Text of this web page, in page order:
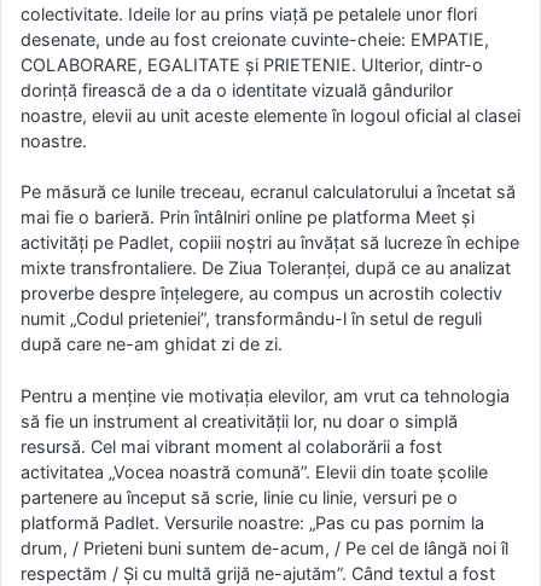
colectivitate. Ideile lor au prins viață pe petalele unor flori
desenate, unde au fost creionate cuvinte-cheie: EMPATIE,
COLABORARE, EGALITATE și PRIETENIE. Ulterior, dintr-o
dorință firească de a da o identitate vizuală gândurilor
noastre, elevii au unit aceste elemente în logoul oficial al clasei
noastre.
Pe măsură ce lunile treceau, ecranul calculatorului a încetat să
mai fie o barieră. Prin întâlniri online pe platforma Meet și
activități pe Padlet, copiii noștri au învățat să lucreze în echipe
mixte transfrontaliere. De Ziua Toleranței, după ce au analizat
proverbe despre înțelegere, au compus un acrostih colectiv
numit „Codul prieteniei”, transformându-l în setul de reguli
după care ne-am ghidat zi de zi.
Pentru a menține vie motivația elevilor, am vrut ca tehnologia
să fie un instrument al creativității lor, nu doar o simplă
resursă. Cel mai vibrant moment al colaborării a fost
activitatea „Vocea noastră comună”. Elevii din toate școlile
partenere au început să scrie, linie cu linie, versuri pe o
platformă Padlet. Versurile noastre: „Pas cu pas pornim la
drum, / Prieteni buni suntem de-acum, / Pe cel de lângă noi îl
respectăm / Și cu multă grijă ne-ajutăm”. Când textul a fost